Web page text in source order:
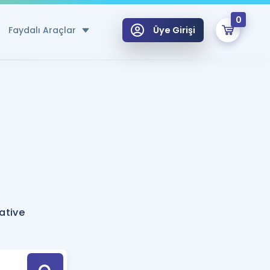
Faydalı Araçlar
Hesaplama Aracı
için Öneriler
Tek Takvimde
Üye Girişi
0
Hoca ile seni sınava hazırlayacak onlarca eğitim seni bekliyor!